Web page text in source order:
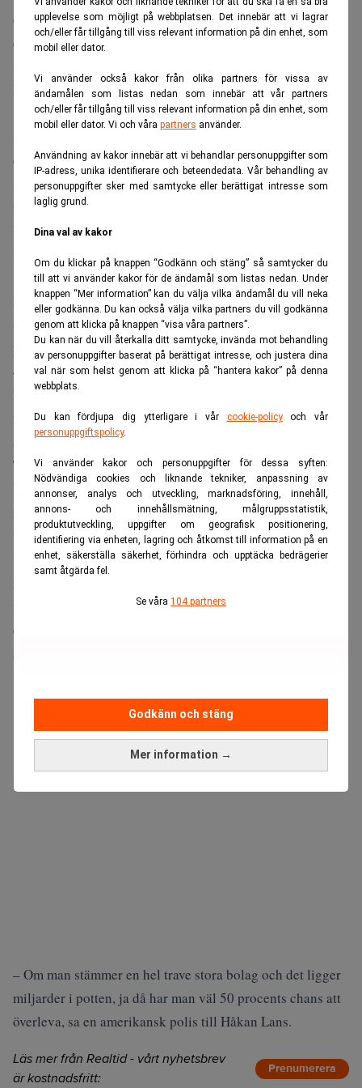
upplevelse som möjligt på webbplatsen. Det innebär att vi lagrar
och/eller får tillgång till viss relevant information på din enhet, som
mobil eller dator.
Vi använder också kakor från olika partners för vissa av
ändamålen som listas nedan som innebär att vår partners
och/eller får tillgång till viss relevant information på din enhet, som
mobil eller dator. Vi och våra partners använder.
Användning av kakor innebär att vi behandlar personuppgifter som
IP-adress, unika identifierare och beteendedata. Vår behandling av
personuppgifter sker med samtycke eller berättigat intresse som
laglig grund.
Dina val av kakor
Om du klickar på knappen “Godkänn och stäng” så samtycker du
till att vi använder kakor för de ändamål som listas nedan. Under
knappen “Mer information” kan du välja vilka ändamål du vill neka
eller godkänna. Du kan också välja vilka partners du vill godkänna
genom att klicka på knappen “visa våra partners”.
Du kan när du vill återkalla ditt samtycke, invända mot behandling
av personuppgifter baserat på berättigat intresse, och justera dina
val när som helst genom att klicka på “hantera kakor” på denna
webbplats.
Du kan fördjupa dig ytterligare i vår cookie-policyoch vår
personuppgiftspolicy.
Vi använder kakor och personuppgifter för dessa syften:
Nödvändiga cookies och liknande tekniker, anpassning av
annonser, analys och utveckling, marknadsföring, innehåll,
annons- och innehållsmätning, målgruppsstatistik,
produktutveckling, uppgifter om geografisk positionering,
identifiering via enheten, lagring och åtkomst till information på en
enhet, säkerställa säkerhet, förhindra och upptäcka bedrägerier
samt åtgärda fel.
Se våra 104 partners
Mer information →
Godkänn och stäng
överklaga beslutet. Enligt Corren finns det rättsfall i USA
där den personliga patentinnehavaren har haft rätt att
väcka talan i domstol.
Får han inte rätt i frågan om rättegångskostnader, så är det
stor risk att hans möjligheter att i det andra målet, där han
stämt sina tidigare advokater för att ha sjabblat,
omintetgörs. Lans tidigare advokat, Adduci, Mastriani &
Schaumberg, fick nämligen dokument som visade hur
förhållandena såg ut mellan Lans personligen och
Uniboard AB, men valde ändå att lämna in den
ursprungliga stämningen i Lans namn utan att rådgöra
med Lans i frågan. Förutom AMS anlitade Lans advokat
Peter Utterström på Delphi & Co 1996.
Statsvetaren Erik Moberg har studerat alla handlingar i i
processerna som Lans är inblandad i.
–Det är ingen vanlig rättegång det här. Slutsatsen är att det
handlar om ett justitiemord. I själva verket har nog
företagens syfte redan från början varit att krossa Lans för
att kunna överta hans övriga patent, säger Erik Moberg till
TV 4.
Fastställs domen, och om inte Håkan Lans kan betala
rättegångskostnaderna på 100 miljoner kronor, så kan i
värsta fall Håkan Lans tvingas ge upp rättigheterna till sin
uppfinning på det avancerade satellitnavigeringssystem
med positionsindikering för flyg och sjöfart som är
världsstandard i både luften och till sjöss. Enligt TV 4 kan
de patenten på sikt ge årliga intäkter på flera miljarder per
år. En av datorjättarna har gjort en sån trevare.
– Om man stämmer en hel trave stora bolag och det ligger
miljarder i potten, ja då har man väl 50 procents chans att
överleva, sa en amerikansk polis till Håkan Lans.
Läs mer från Realtid - vårt nyhetsbrev
är kostnadsfritt:
Prenumerera